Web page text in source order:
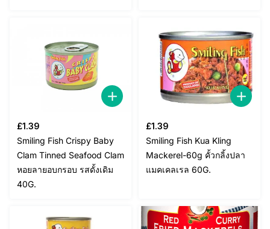
£1.39
Smiling Fish Crispy Baby
Clam Tinned Seafood Clam
หอยลายอบกรอบ รสดั้งเดิม
40G.
£1.39
Smiling Fish Kua Kling
Mackerel-60g คั้วกลิ้งปลา
แมคเคลเรล 60G.